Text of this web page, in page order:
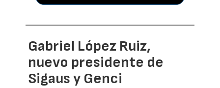
Gabriel López Ruiz,
nuevo presidente de
Sigaus y Genci